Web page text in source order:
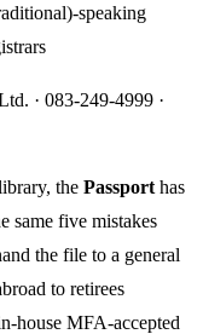
speaking
· 083-249-4999 ·
the Passport has
same five mistakes
the file to a general
to retirees
house MFA-accepted